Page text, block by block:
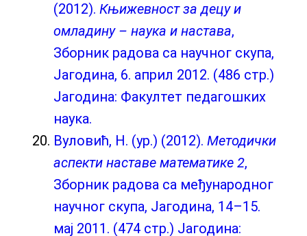
(2012). Књижевност за децу и
омладину – наука и настава,
Зборник радова са научног скупа,
Јагодина, 6. април 2012. (486 стр.)
Јагодина: Факултет педагошких
наука.
Вуловић, Н. (ур.) (2012). Методички
аспекти наставе математике 2,
Зборник радова са међународног
научног скупа, Јагодина, 14–15.
мај 2011. (474 стр.) Јагодина: